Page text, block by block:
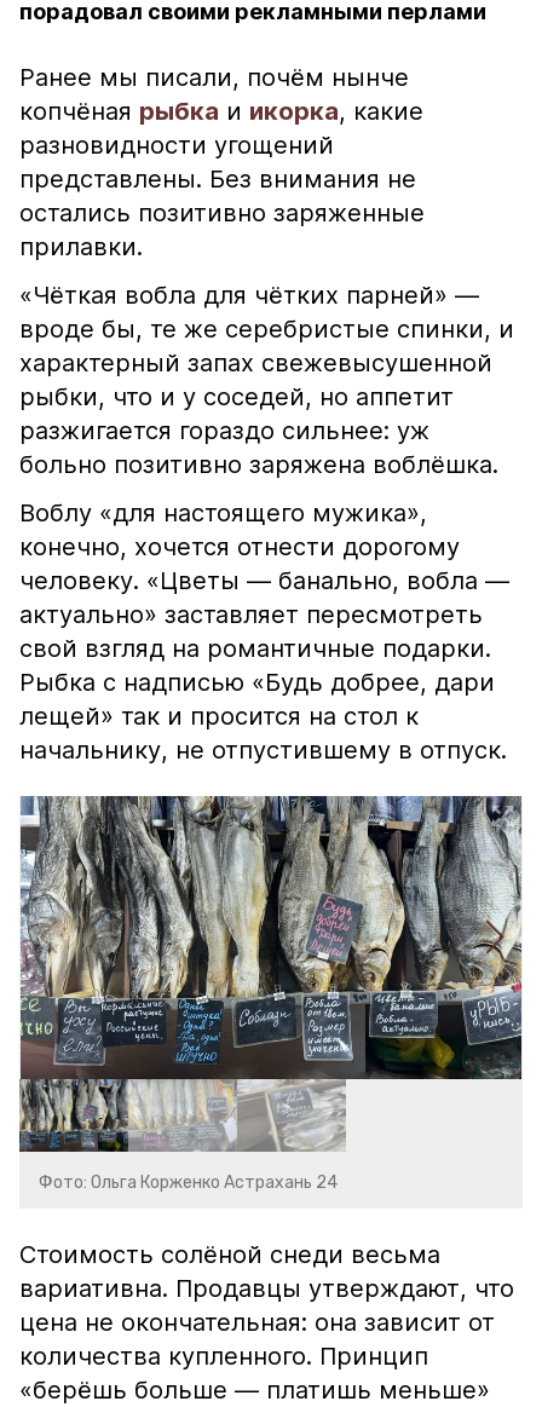
порадовал своими рекламными перлами
Ранее мы писали, почём нынче
копчёная рыбка и икорка, какие
разновидности угощений
представлены. Без внимания не
остались позитивно заряженные
прилавки.
«Чёткая вобла для чётких парней» —
вроде бы, те же серебристые спинки, и
характерный запах свежевысушенной
рыбки, что и у соседей, но аппетит
разжигается гораздо сильнее: уж
больно позитивно заряжена воблёшка.
Воблу «для настоящего мужика»,
конечно, хочется отнести дорогому
человеку. «Цветы — банально, вобла —
актуально» заставляет пересмотреть
свой взгляд на романтичные подарки.
Рыбка с надписью «Будь добрее, дари
лещей» так и просится на стол к
начальнику, не отпустившему в отпуск.
Фото: Ольга Корженко Астрахань 24
Стоимость солёной снеди весьма
вариативна. Продавцы утверждают, что
цена не окончательная: она зависит от
количества купленного. Принцип
«берёшь больше — платишь меньше»